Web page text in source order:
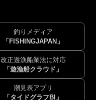
釣りメディア
「FISHINGJAPAN」
改正遊漁船業法に対応
「遊漁船クラウド」
潮見表アプリ
「タイドグラフBI」